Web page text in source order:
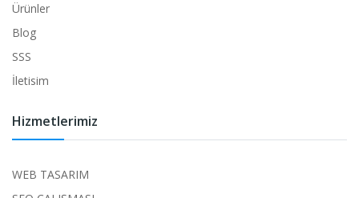
Ürünler
Blog
SSS
İletisim
Hizmetlerimiz
WEB TASARIM